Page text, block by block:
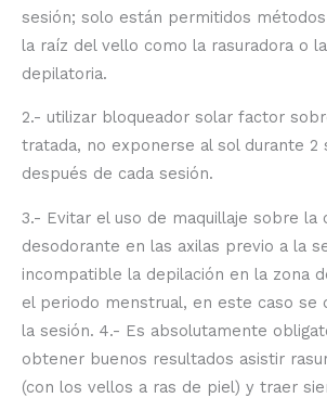
sesión; solo están permitidos
la raíz del vello como la rasuradora o
depilatoria.
2.- utilizar bloqueador solar factor
tratada, no exponerse al sol durante 2
después de cada sesión.
3.- Evitar el uso de maquillaje sobre la
desodorante en las axilas previo a la
incompatible la depilación en la zona
el periodo menstrual, en este caso se
la sesión. 4.- Es absolutamente
obtener buenos resultados asistir
(con los vellos a ras de piel) y traer